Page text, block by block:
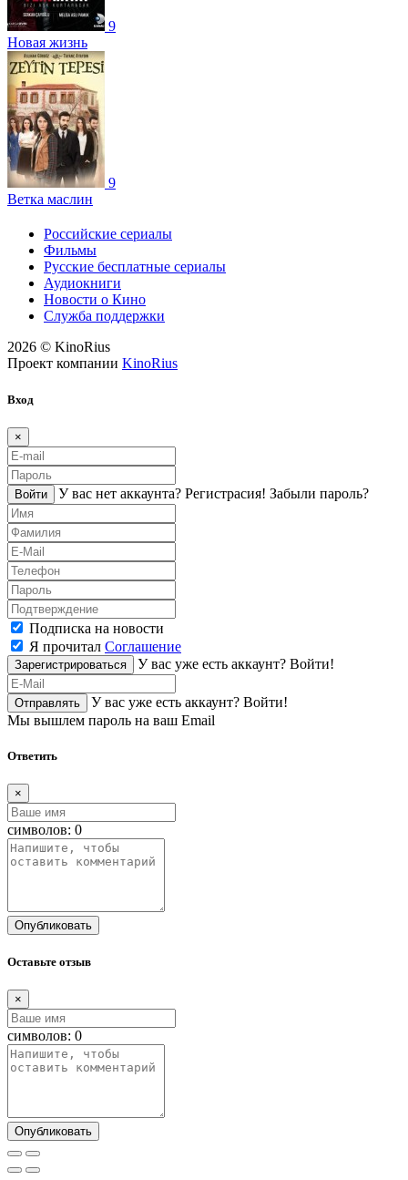
9
Новая жизнь
9
Ветка маслин
Российские сериалы
Фильмы
Русские бесплатные сериалы
Аудиокниги
Новости о Кино
Служба поддержки
2026 © KinoRius
Проект компании KinoRius
Вход
×
Войти У вас нет аккаунта? Регистраcия! Забыли пароль?
Подписка на новости
Я прочитал Соглашение
Зарегистрироваться У вас уже есть аккаунт? Войти!
Отправлять У вас уже есть аккаунт? Войти!
Мы вышлем пароль на ваш Email
Ответить
×
символов: 0
Опубликовать
Оставьте отзыв
×
символов: 0
Опубликовать